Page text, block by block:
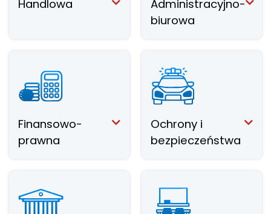
Handlowa
Administracyjno-
biurowa
Finansowo-
prawna
Ochrony i
bezpieczeństwa